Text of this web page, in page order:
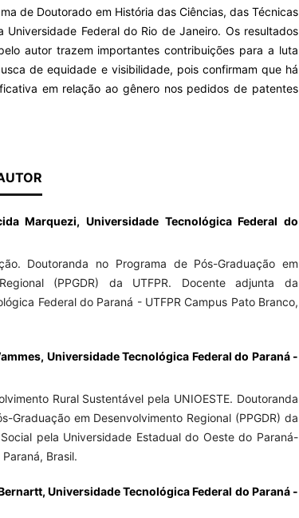
de Doutorado em História das Ciências, das Técnicas
Universidade Federal do Rio de Janeiro. Os resultados
autor trazem importantes contribuições para a luta
de equidade e visibilidade, pois confirmam que há
em relação ao gênero nos pedidos de patentes
Marquezi, Universidade Tecnológica Federal do
Doutoranda no Programa de Pós-Graduação em
(PPGDR) da UTFPR. Docente adjunta da
Federal do Paraná - UTFPR Campus Pato Branco,
Universidade Tecnológica Federal do Paraná -
Rural Sustentável pela UNIOESTE. Doutoranda
Graduação em Desenvolvimento Regional (PPGDR) da
Social pela Universidade Estadual do Oeste do Paraná-
Brasil.
Universidade Tecnológica Federal do Paraná -